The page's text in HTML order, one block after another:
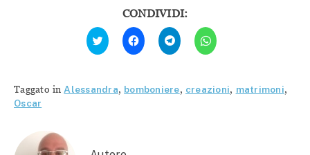
CONDIVIDI:
Fai
clic
qui
Twitter
(Si
Fai
clic
per
condividere
(Si
apre
Fai
clic
per
condividere
(Si
apre
Fai
clic
per
(Si
apre
Taggato inAlessandra, bomboniere, creazioni, matrimoni,
Oscar